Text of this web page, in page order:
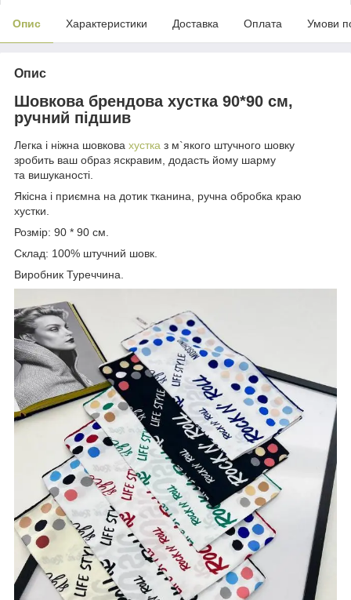
Опис Характеристики Доставка Оплата Умови
Опис
Шовкова брендова хустка 90*90 см,
ручний підшив
Легка і ніжна шовкова хустка з м`якого штучного шовку
зробить ваш образ яскравим, додасть йому шарму
та вишуканості.
Якісна і приємна на дотик тканина, ручна обробка краю
хустки.
Розмір: 90 * 90 см.
Склад: 100% штучний шовк.
Виробник Туреччина.